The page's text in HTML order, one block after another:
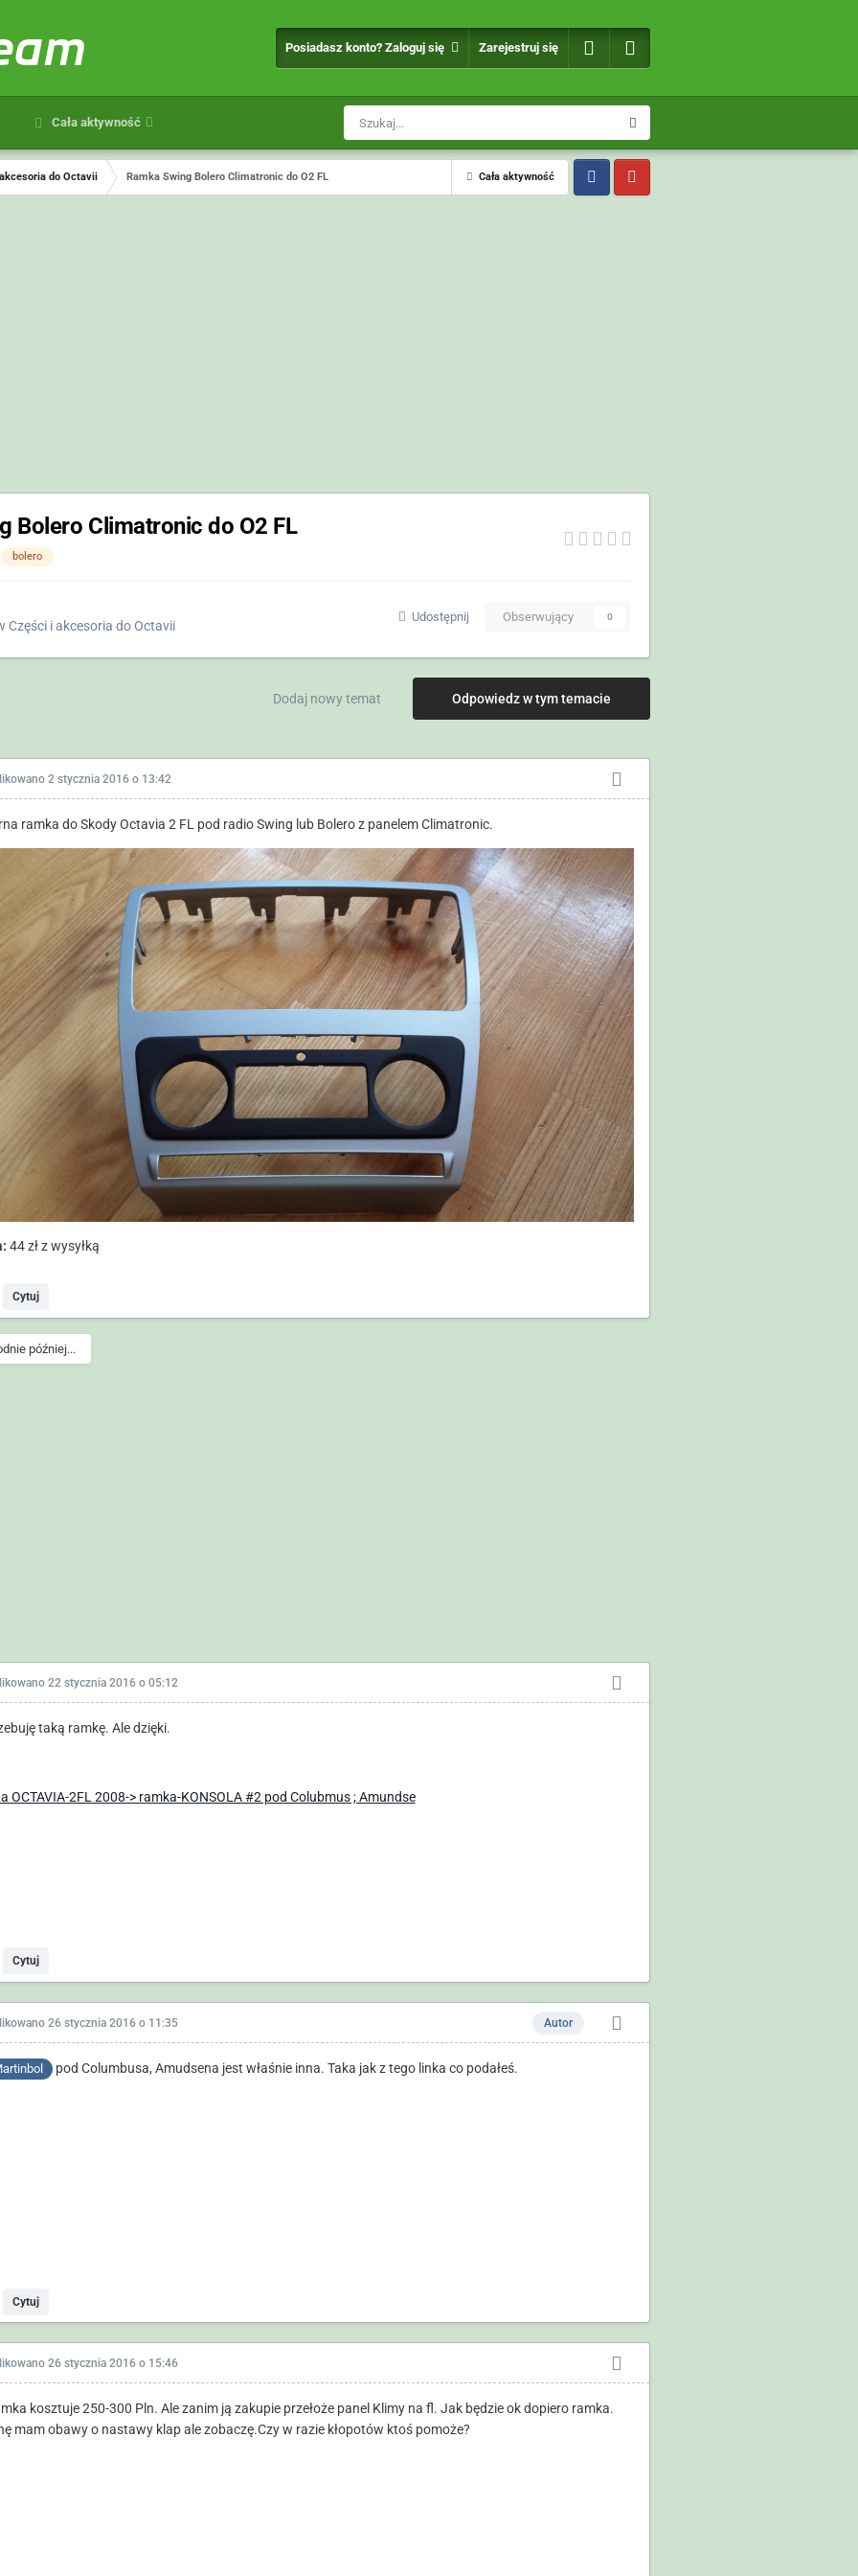
Posiadasz konto? Zaloguj się Zarejestruj się
Cała aktywność
Cała aktywność
do Octavii Ramka Swing Bolero Climatronic do O2 FL
Bolero Climatronic do O2 FL
bolero
Części i akcesoria do Octavii
Udostępnij Obserwujący 0
Odpowiedz w tym temacie
Dodaj nowy temat
2 stycznia 2016 o 13:42
ramka do Skody Octavia 2 FL pod radio Swing lub Bolero z panelem Climatronic.
44 zł z wysyłką
Cytuj
później...
22 stycznia 2016 o 05:12
taką ramkę. Ale dzięki.
OCTAVIA-2FL 2008-> ramka-KONSOLA #2 pod Colubmus ; Amundse
Cytuj
Autor
26 stycznia 2016 o 11:35
pod Columbusa, Amudsena jest właśnie inna. Taka jak z tego linka co podałeś.
Cytuj
26 stycznia 2016 o 15:46
kosztuje 250-300 Pln. Ale zanim ją zakupie przełoże panel Klimy na fl. Jak będzie ok dopiero ramka.
mam obawy o nastawy klap ale zobaczę.Czy w razie kłopotów ktoś pomoże?